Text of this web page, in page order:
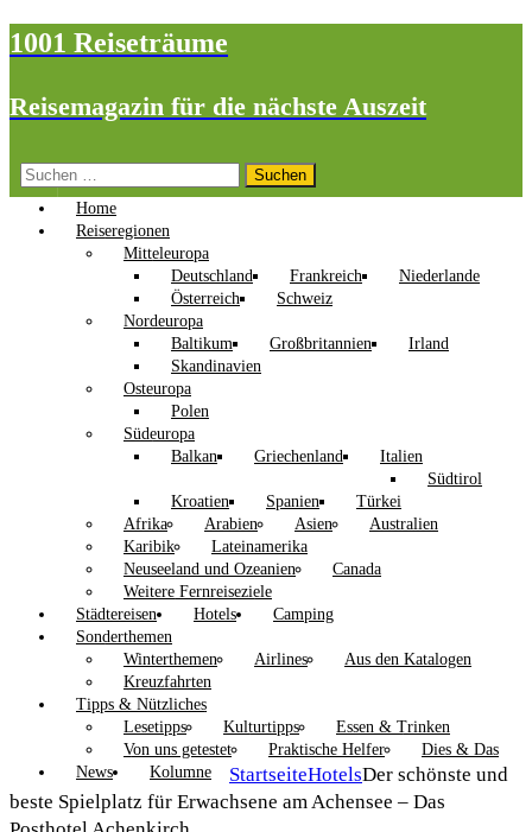
1001 Reiseträume
Reisemagazin für die nächste Auszeit
Suchen
nach:
Home
Reiseregionen
Mitteleuropa
Deutschland
Frankreich
Niederlande
Österreich
Schweiz
Nordeuropa
Baltikum
Großbritannien
Irland
Skandinavien
Osteuropa
Polen
Südeuropa
Balkan
Griechenland
Italien
Südtirol
Kroatien
Spanien
Türkei
Afrika
Arabien Asien
Australien
Karibik
Lateinamerika
Neuseeland und Ozeanien
Canada
Weitere Fernreiseziele
Städtereisen
Hotels
Camping
Sonderthemen
Winterthemen
Airlines
Aus den Katalogen
Kreuzfahrten
Tipps & Nützliches
Lesetipps
Kulturtipps
Essen & Trinken
Von uns getestet
Praktische Helfer
Dies & Das
News
Kolumne StartseiteHotelsDer schönste und
beste Spielplatz für Erwachsene am Achensee – Das